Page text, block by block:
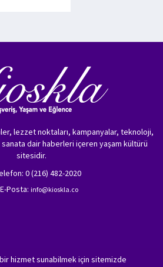
hizmet sunabilmek için sitemizde
lezzet noktaları, kampanyalar, teknoloji,
dair haberleri içeren yaşam kültürü
sitesidir.
0 (216) 482-2020
E-Posta: info@kioskla.co